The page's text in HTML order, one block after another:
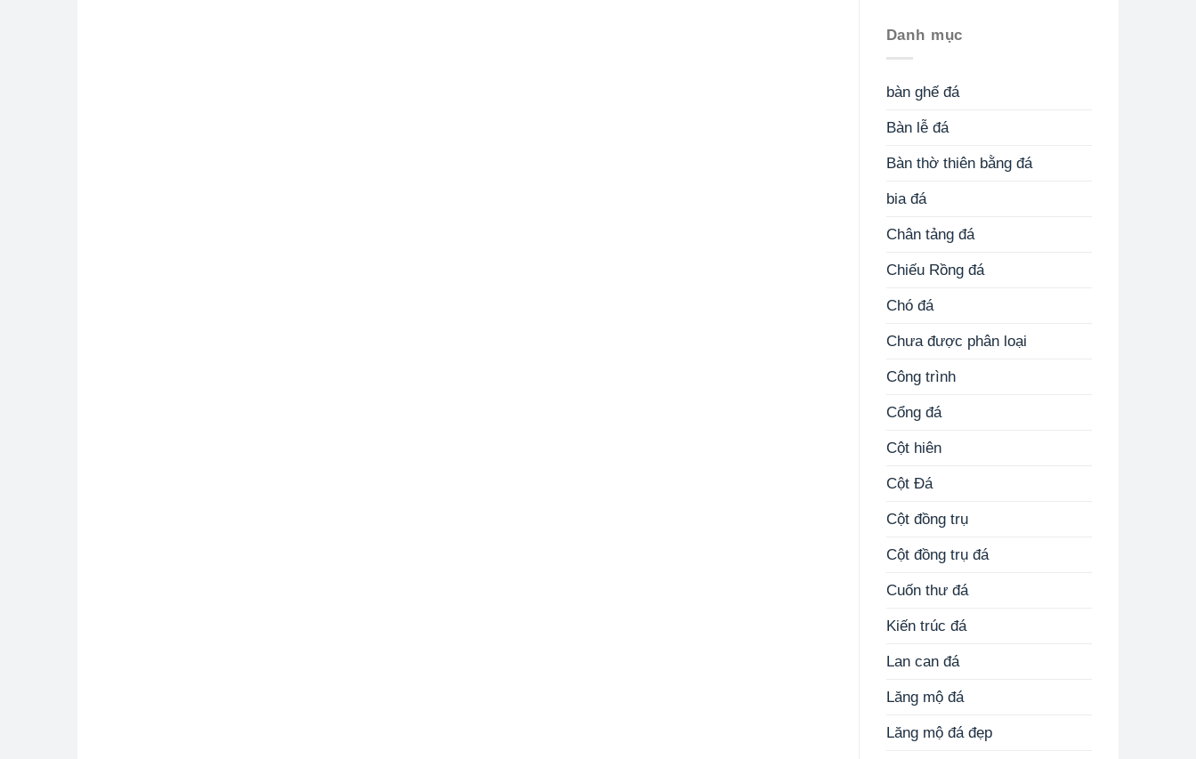
Danh mục
bàn ghế đá
Bàn lễ đá
Bàn thờ thiên bằng đá
bia đá
Chân tảng đá
Chiếu Rồng đá
Chó đá
Chưa được phân loại
Công trình
Cổng đá
Cột hiên
Cột Đá
Cột đồng trụ
Cột đồng trụ đá
Cuốn thư đá
Kiến trúc đá
Lan can đá
Lăng mộ đá
Lăng mộ đá đẹp